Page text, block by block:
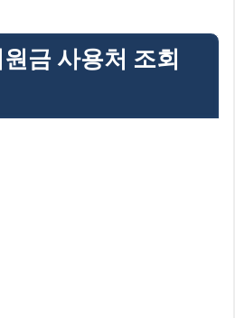
금 사용처 조회